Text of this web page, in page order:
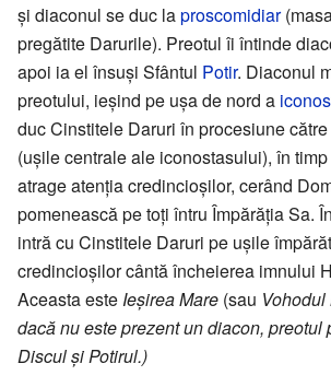
și diaconul se duc laproscomidiar
pregătite Darurile). Preotul îi întinde
apoi ia el însuși Sfântul Potir. Diaconul
preotului, ieșind pe ușa de nord a
duc Cinstitele Daruri în procesiune către
(ușile centrale ale iconostasului), în
atrage atenția credincioșilor, cerând
pomenească pe toți întru Împărăția Sa.
intră cu Cinstitele Daruri pe ușile
credincioșilor cântă încheierea imnului
Aceasta este Ieșirea Mare (sau Vohodul
dacă nu este prezent un diacon, preotul
Discul și Potirul.)